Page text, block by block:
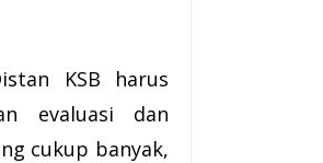
KSB harus
evaluasi dan
cukup banyak,